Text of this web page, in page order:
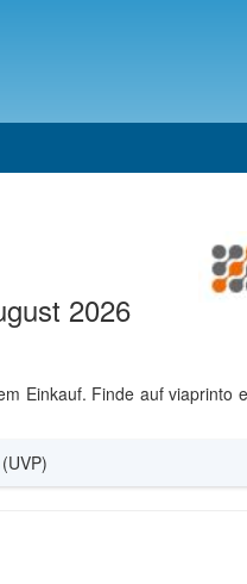
2026
Einkauf. Finde auf viaprinto